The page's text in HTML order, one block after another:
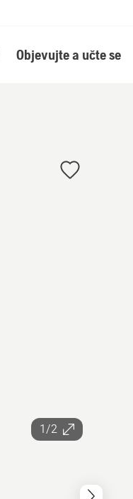
Objevujte a učte se
1/2